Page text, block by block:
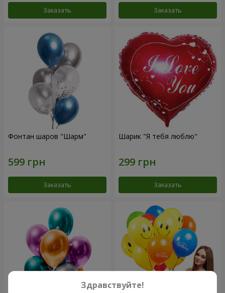
Заказать Заказать
Фонтан шаров "Шарм"
Заказать
Шарик "Я тебя люблю"
Заказать
Здравствуйте!